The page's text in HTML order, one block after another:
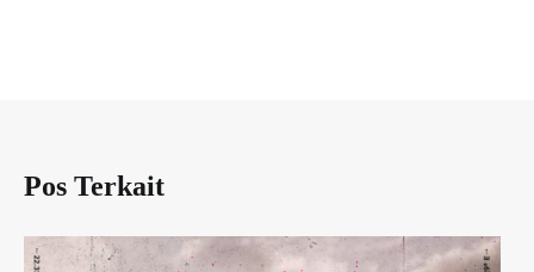
Pos Terkait